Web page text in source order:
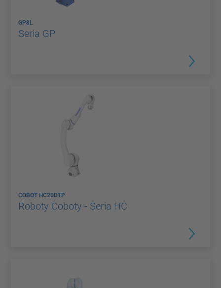
GP8L
Seria GP
COBOT HC20DTP
Roboty Coboty - Seria HC